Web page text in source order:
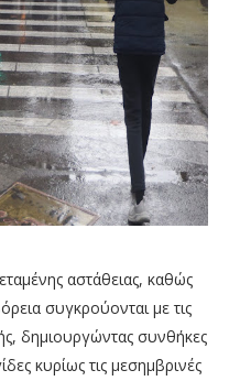
αστάθειας, καθώς
συγκρούονται με τις
δημιουργώντας συνθήκες
κυρίως τις μεσημβρινές